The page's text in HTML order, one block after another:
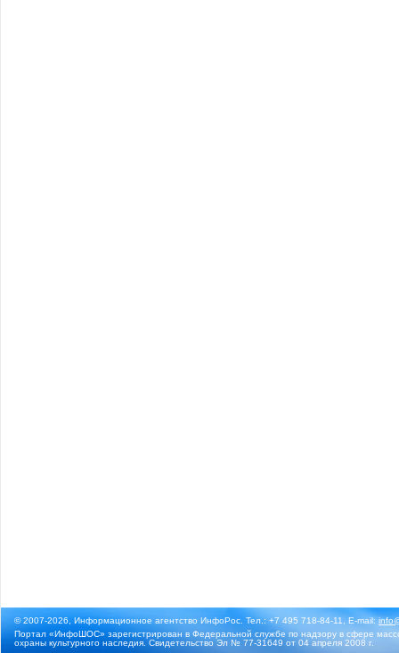
© 2007-2026, Информационное агентство ИнфоРос. Тел.: +7 495 718-84-11, E-mail:
Портал «ИнфоШОС» зарегистрирован в Федеральной службе по надзору в сфере
охраны культурного наследия. Свидетельство Эл № 77-31649 от 04 апреля 2008 г.